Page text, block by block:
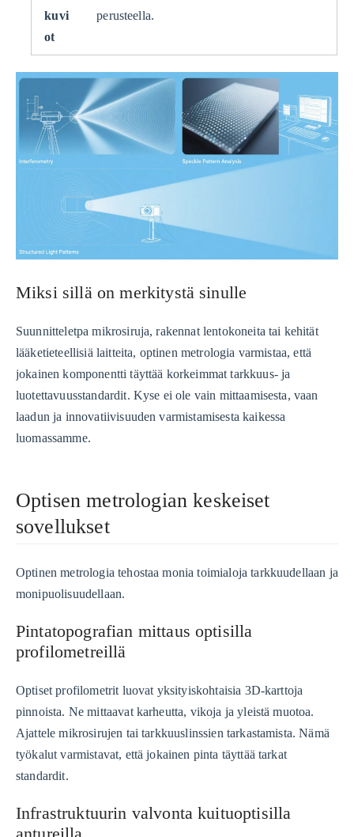
kuvi
ot
perusteella.
Miksi sillä on merkitystä sinulle
Suunnitteletpa mikrosiruja, rakennat lentokoneita tai kehität
lääketieteellisiä laitteita, optinen metrologia varmistaa, että
jokainen komponentti täyttää korkeimmat tarkkuus- ja
luotettavuusstandardit. Kyse ei ole vain mittaamisesta, vaan
laadun ja innovatiivisuuden varmistamisesta kaikessa
luomassamme.
Optisen metrologian keskeiset
sovellukset
Optinen metrologia tehostaa monia toimialoja tarkkuudellaan ja
monipuolisuudellaan.
Pintatopografian mittaus optisilla
profilometreillä
Optiset profilometrit luovat yksityiskohtaisia ​​3D-karttoja
pinnoista. Ne mittaavat karheutta, vikoja ja yleistä muotoa.
Ajattele mikrosirujen tai tarkkuuslinssien tarkastamista. Nämä
työkalut varmistavat, että jokainen pinta täyttää tarkat
standardit.
Infrastruktuurin valvonta kuituoptisilla